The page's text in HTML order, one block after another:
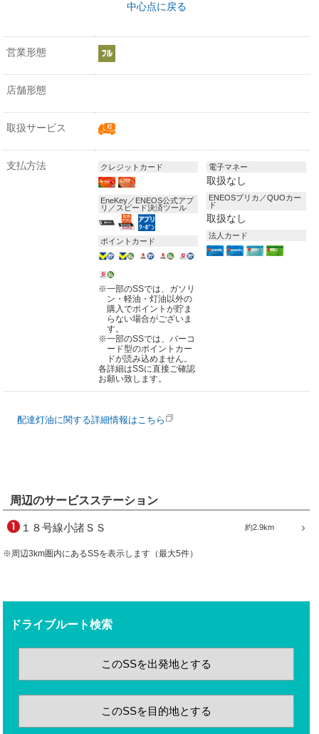
中心点に戻る
営業形態
店舗形態
取扱サービス
支払方法 クレジットカード
EneKey／ENEOS公式アプ
リ／スピード決済ツール
ポイントカード
※一部のSSでは、ガソリ
ン・軽油・灯油以外の
購入でポイントが貯ま
らない場合がございま
す。
※一部のSSでは、バーコ
ード型のポイントカー
ドが読み込めません。
各詳細はSSに直接ご確認
お願い致します。
電子マネー
取扱なし
ENEOSプリカ／QUOカー
ド
取扱なし
法人カード
配達灯油に関する詳細情報はこちら
周辺のサービスステーション
約2.9km
１８号線小諸ＳＳ
※周辺3km圏内にあるSSを表示します（最大5件）
ドライブルート検索
このSSを出発地とする
このSSを目的地とする